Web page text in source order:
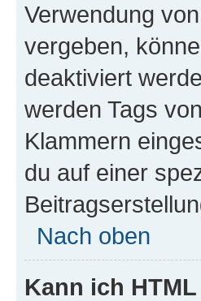
Verwendung
vergeben,
deaktiviert
werden Tags
Klammern
du auf einer
Nach oben
Kann ich